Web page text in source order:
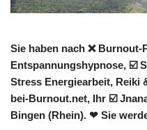
Sie haben nach ❌
Entspannungshypnose, ☑️
Stress Energiearbeit, Reiki
bei-Burnout.net, Ihr ☑️
Bingen (Rhein). ❤ Sie